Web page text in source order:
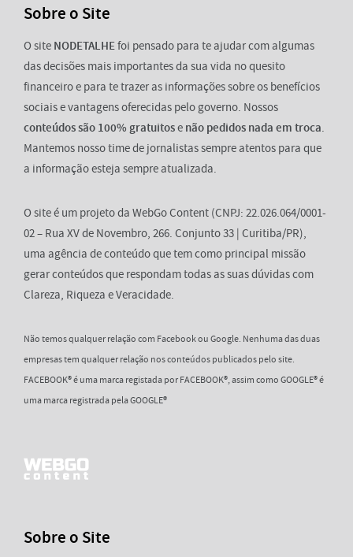
Sobre o Site
O site NODETALHEfoi pensado para te ajudar com algumas
das decisões mais importantes da sua vida no quesito
financeiro e para te trazer as informações sobre os benefícios
sociais e vantagens oferecidas pelo governo. Nossos
conteúdos são 100% gratuitose não pedidos nada em troca.
Mantemos nosso time de jornalistas sempre atentos para que
a informação esteja sempre atualizada.
O site é um projeto da WebGo Content (CNPJ: 22.026.064/0001-
02 – Rua XV de Novembro, 266. Conjunto 33 | Curitiba/PR),
uma agência de conteúdo que tem como principal missão
gerar conteúdos que respondam todas as suas dúvidas com
Clareza, Riqueza e Veracidade.
Não temos qualquer relação com Facebook ou Google. Nenhuma das duas
empresas tem qualquer relação nos conteúdos publicados pelo site.
FACEBOOK® é uma marca registada por FACEBOOK®, assim como GOOGLE® é
uma marca registrada pela GOOGLE®
Sobre o Site